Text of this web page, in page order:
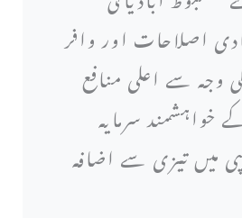
اصلاحات اور وافر
وجہ سے اعلی منافع
سرمایہ
میں تیزی سے اضافہ